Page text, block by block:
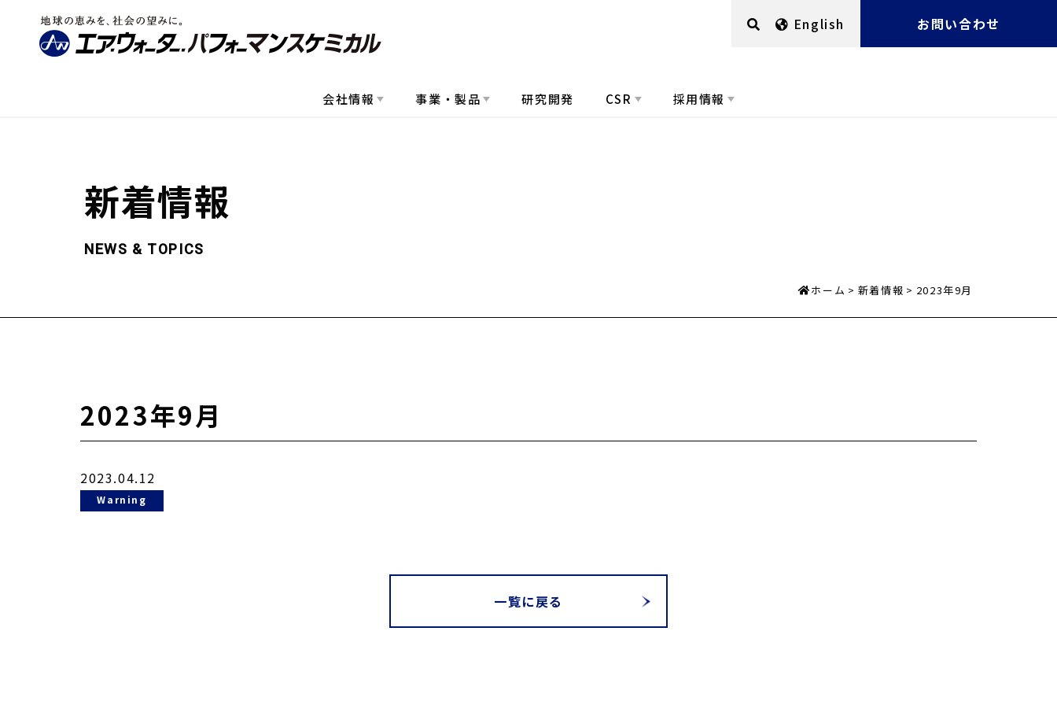
English お問い合わせ
会社情報 事業・製品 研究開発 CSR 採用情報
新着情報
NEWS & TOPICS
ホーム 新着情報 2023年9月
2023年9月
2023.04.12
Warning
一覧に戻る